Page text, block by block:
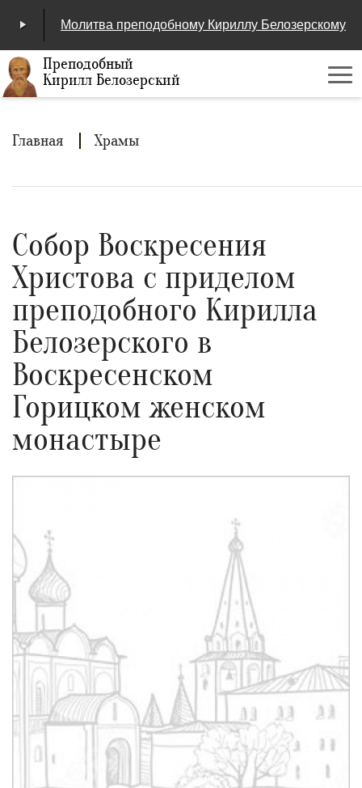
00:00 04:25
Молитва преподобному Кириллу Белозерскому
Преподобный
Кирилл Белозерский
Строка
навигации
Главная Храмы
Собор Воскресения
Христова с приделом
преподобного Кирилла
Белозерского в
Воскресенском
Горицком женском
монастыре